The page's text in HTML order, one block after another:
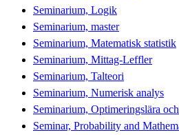
Seminarium, Logik
Seminarium, master
Seminarium, Matematisk statistik
Seminarium, Mittag-Leffler
Seminarium, Talteori
Seminarium, Numerisk analys
Seminarium, Optimeringslära
Seminar, Probability and